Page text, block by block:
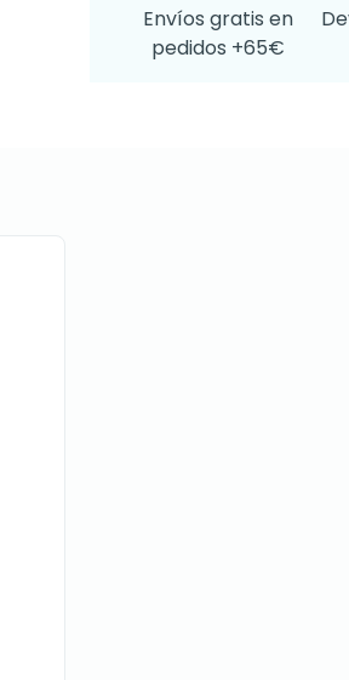
Envíos gratis en
pedidos +65€